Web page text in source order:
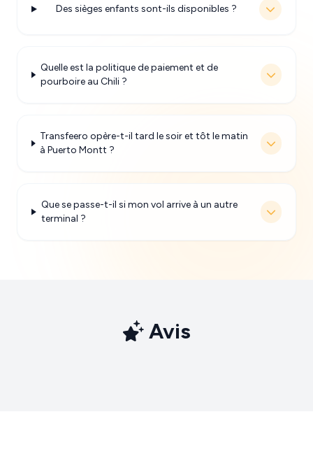
Des sièges enfants sont-ils disponibles ?
Quelle est la politique de paiement et de
pourboire au Chili ?
Transfeero opère-t-il tard le soir et tôt le matin
à Puerto Montt ?
Que se passe-t-il si mon vol arrive à un autre
terminal ?
Avis